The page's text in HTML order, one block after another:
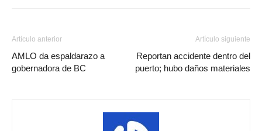
Artículo anterior
AMLO da espaldarazo a
gobernadora de BC
Artículo siguiente
Reportan accidente dentro del
puerto; hubo daños materiales